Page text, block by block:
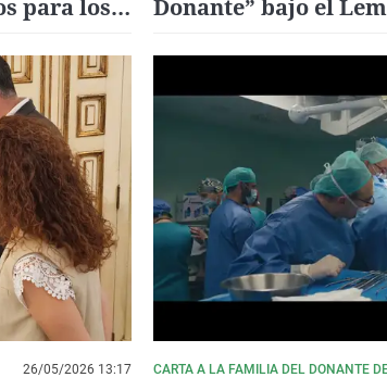
para los
Donante” bajo el
26/05/2026 13:17 CARTA A LA FAMILIA DEL DONANTE